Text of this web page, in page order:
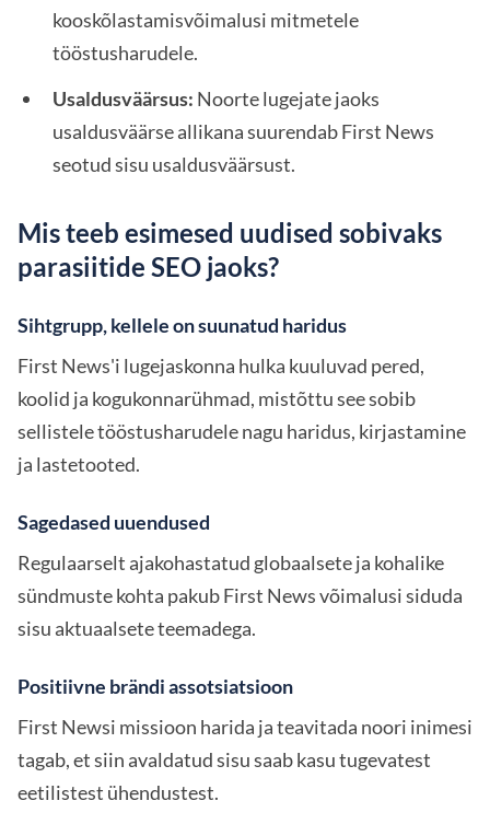
kooskõlastamisvõimalusi mitmetele
tööstusharudele.
Usaldusväärsus: Noorte lugejate jaoks
usaldusväärse allikana suurendab First News
seotud sisu usaldusväärsust.
Mis teeb esimesed uudised sobivaks
parasiitide SEO jaoks?
Sihtgrupp, kellele on suunatud haridus
First News'i lugejaskonna hulka kuuluvad pered,
koolid ja kogukonnarühmad, mistõttu see sobib
sellistele tööstusharudele nagu haridus, kirjastamine
ja lastetooted.
Sagedased uuendused
Regulaarselt ajakohastatud globaalsete ja kohalike
sündmuste kohta pakub First News võimalusi siduda
sisu aktuaalsete teemadega.
Positiivne brändi assotsiatsioon
First Newsi missioon harida ja teavitada noori inimesi
tagab, et siin avaldatud sisu saab kasu tugevatest
eetilistest ühendustest.